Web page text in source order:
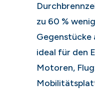
zu 60 %
Gegenstücke
ideal für den
Motoren,